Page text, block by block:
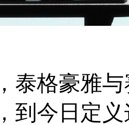
泰格豪雅
到今日定